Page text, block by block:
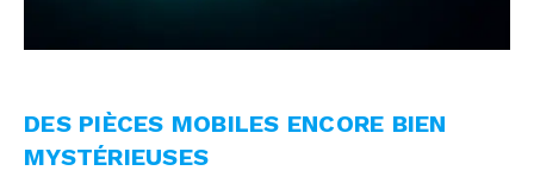
DES PIÈCES MOBILES ENCORE BIEN
MYSTÉRIEUSES